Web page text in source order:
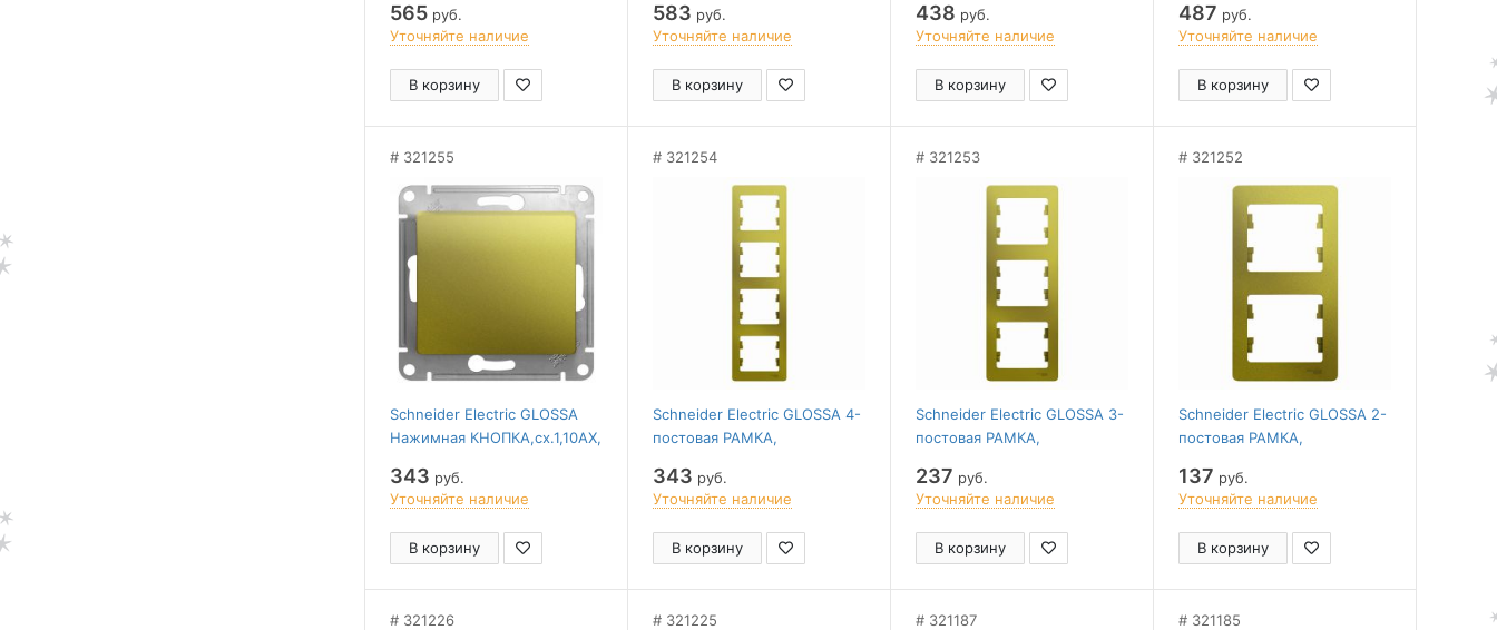
механизм,ФИСТАШКОВЫЙ
565 руб.
Уточняйте наличие
В корзину
механизм, ФИСТАШКОВЫЙ
583 руб.
Уточняйте наличие
В корзину
подсветкой,сх.6а,10AX,
механизм, ФИСТАШКОВЫЙ
438 руб.
Уточняйте наличие
В корзину
механизм, ФИСТАШКОВЫЙ
487 руб.
Уточняйте наличие
В корзину
321255
Schneider Electric GLOSSA
Нажимная КНОПКА,сх.1,10AX,
343 руб.
Уточняйте наличие
В корзину
321254
Schneider Electric GLOSSA 4-
постовая РАМКА,
ФИСТАШКОВЫЙ
343 руб.
Уточняйте наличие
В корзину
321253
Schneider Electric GLOSSA 3-
постовая РАМКА,
ФИСТАШКОВЫЙ
237 руб.
Уточняйте наличие
В корзину
321252
Schneider Electric GLOSSA 2-
постовая РАМКА,
ФИСТАШКОВЫЙ
137 руб.
Уточняйте наличие
В корзину
321226 321225 321187 321185